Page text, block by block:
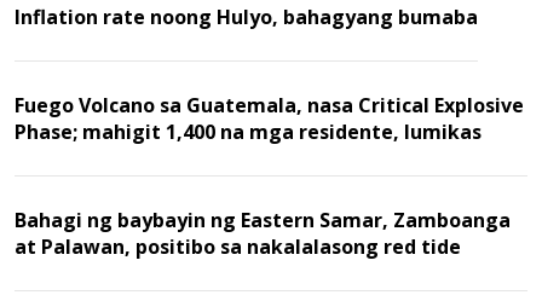
Inflation rate noong Hulyo, bahagyang bumaba
Fuego Volcano sa Guatemala, nasa Critical Explosive
Phase; mahigit 1,400 na mga residente, lumikas
Bahagi ng baybayin ng Eastern Samar, Zamboanga
at Palawan, positibo sa nakalalasong red tide